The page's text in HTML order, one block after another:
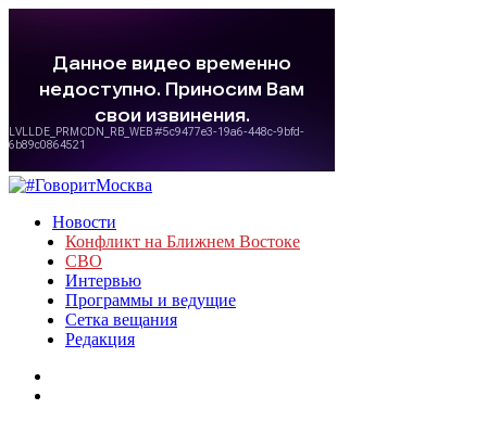
Новости
Конфликт на Ближнем Востоке
СВО
Интервью
Программы и ведущие
Сетка вещания
Редакция